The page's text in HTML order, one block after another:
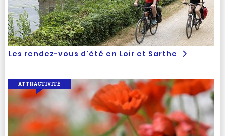
Les rendez-vous d'été en Loir et Sarthe
ATTRACTIVITÉ